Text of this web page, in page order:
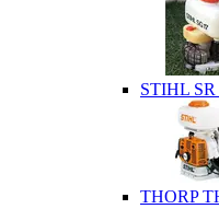
STIHL SR
THORP